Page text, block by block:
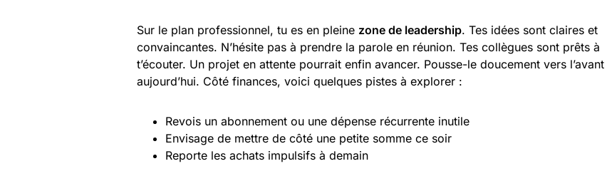
Sur le plan professionnel, tu es en pleine zone de leadership. Tes idées sont claires et
convaincantes. N’hésite pas à prendre la parole en réunion. Tes collègues sont prêts à
t’écouter. Un projet en attente pourrait enfin avancer. Pousse-le doucement vers l’avant
aujourd’hui. Côté finances, voici quelques pistes à explorer :
Revois un abonnement ou une dépense récurrente inutile
Envisage de mettre de côté une petite somme ce soir
Reporte les achats impulsifs à demain